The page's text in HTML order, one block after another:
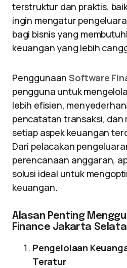
terstruktur dan praktis,
ingin mengatur
bagi bisnis yang
keuangan yang lebih
PenggunaanSoftware
pengguna untuk
lebih efisien,
pencatatan transaksi, dan
setiap aspek keuangan
Dari pelacakan
perencanaan anggaran,
solusi ideal untuk
keuangan.
Alasan Penting
Finance Jakarta
Pengelolaan
Teratur